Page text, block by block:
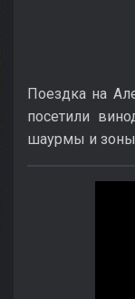
Поездка на
посетили
шаурмы и зоны